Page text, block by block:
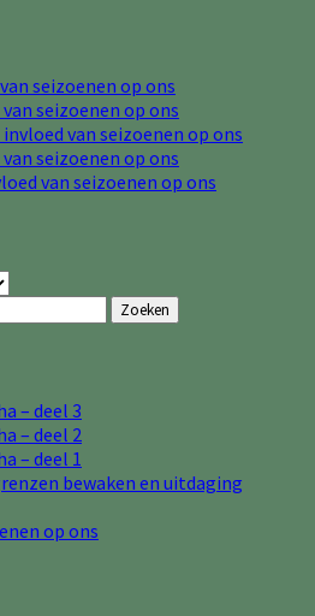
seizoenen op ons
seizoenen op ons
invloed van seizoenen op ons
seizoenen op ons
van seizoenen op ons
Zoeken
– deel 3
– deel 2
– deel 1
bewaken en uitdaging
op ons